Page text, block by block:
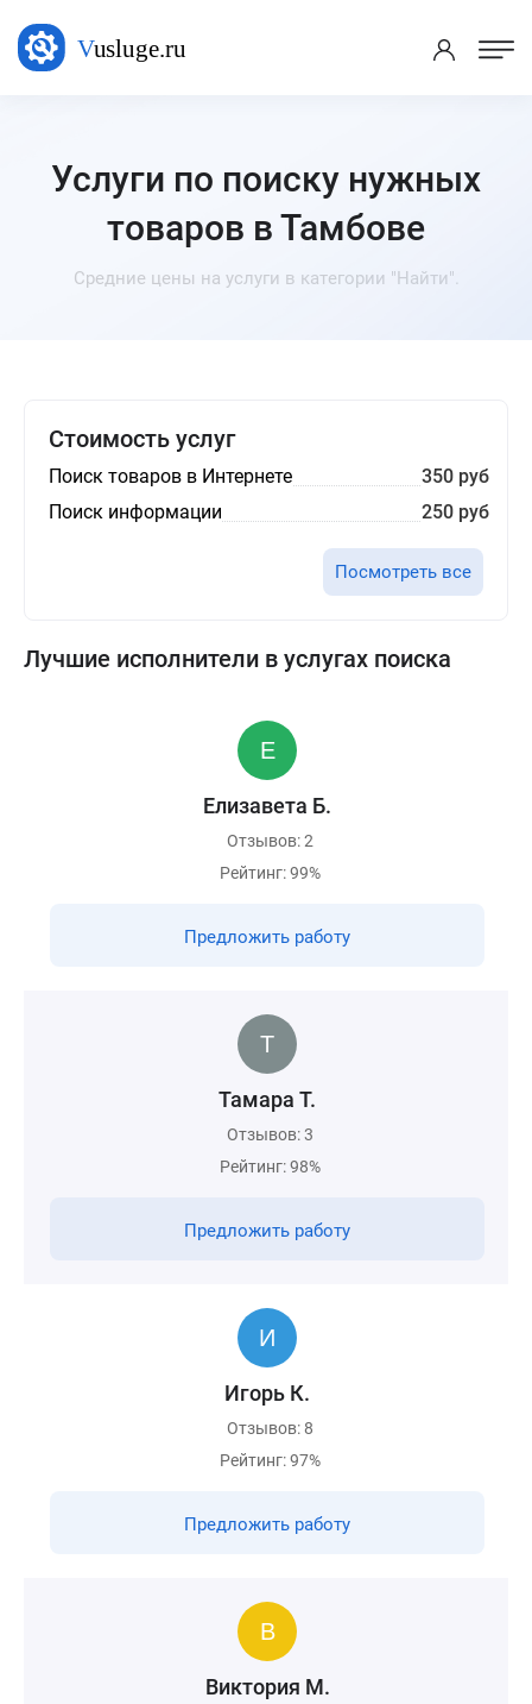
Услуги по поиску нужных
товаров в Тамбове
Средние цены на услуги в категории "Найти".
Стоимость услуг
Поиск товаров в Интернете
350 руб
Поиск информации
250 руб
Посмотреть все
Лучшие исполнители в услугах поиска
Елизавета Б.
Отзывов: 2
Рейтинг: 99%
Предложить работу
Тамара Т.
Отзывов: 3
Рейтинг: 98%
Предложить работу
Игорь К.
Отзывов: 8
Рейтинг: 97%
Предложить работу
Виктория М.